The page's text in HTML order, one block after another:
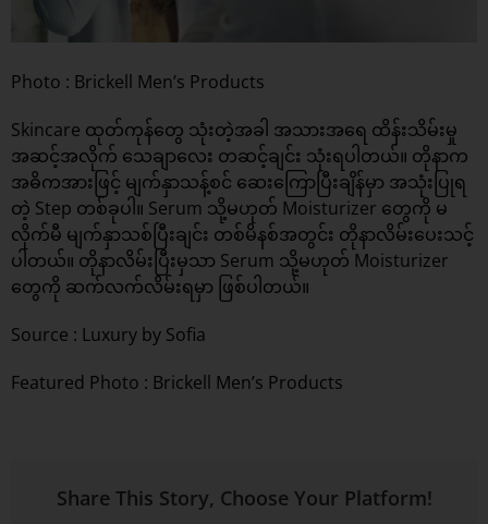
Photo : Brickell Men’s Products
Skincare ထုတ်ကုန်တွေ သုံးတဲ့အခါ အသားအရေ ထိန်းသိမ်းမှု
အဆင့်အလိုက် သေချာလေး တဆင့်ချင်း သုံးရပါတယ်။ တိုနာက
အဓိကအားဖြင့် မျက်နှာသန့်စင် ဆေးကြောပြီးချိန်မှာ အသုံးပြုရ
တဲ့ Step တစ်ခုပါ။ Serum သို့မဟုတ် Moisturizer တွေကို မ
လိုက်မီ မျက်နှာသစ်ပြီးချင်း တစ်မိနစ်အတွင်း တိုနာလိမ်းပေးသင့်
ပါတယ်။ တိုနာလိမ်းပြီးမှသာ Serum သို့မဟုတ် Moisturizer
တွေကို ဆက်လက်လိမ်းရမှာ ဖြစ်ပါတယ်။
Source : Luxury by Sofia
Featured Photo : Brickell Men’s Products
Share This Story, Choose Your Platform!